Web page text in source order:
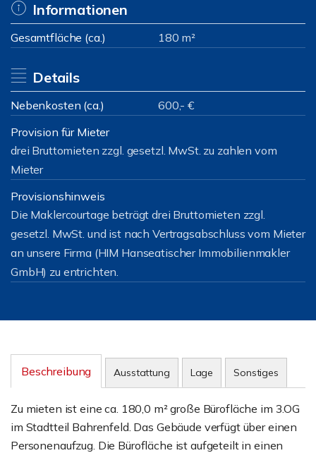
Informationen
Gesamtfläche (ca.) 180 m²
Details
Nebenkosten (ca.)
600,- €
Provision für Mieter
drei Bruttomieten zzgl. gesetzl. MwSt. zu zahlen vom
Mieter
Provisionshinweis
Die Maklercourtage beträgt drei Bruttomieten zzgl.
gesetzl. MwSt. und ist nach Vertragsabschluss vom Mieter
an unsere Firma (HIM Hanseatischer Immobilienmakler
GmbH) zu entrichten.
Beschreibung Ausstattung Lage Sonstiges
Zu mieten ist eine ca. 180,0 m² große Bürofläche im 3.OG
im Stadtteil Bahrenfeld. Das Gebäude verfügt über einen
Personenaufzug. Die Bürofläche ist aufgeteilt in einen